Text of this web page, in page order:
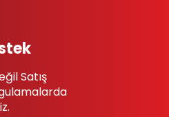
Satış